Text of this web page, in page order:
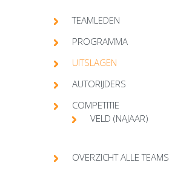
TEAMLEDEN
PROGRAMMA
UITSLAGEN
AUTORIJDERS
COMPETITIE
VELD (NAJAAR)
OVERZICHT ALLE TEAMS